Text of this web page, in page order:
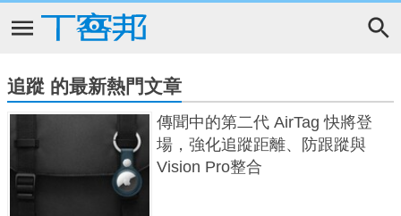
追蹤 的最新熱門文章
傳聞中的第二代 AirTag 快將登
場，強化追蹤距離、防跟蹤與
Vision Pro整合